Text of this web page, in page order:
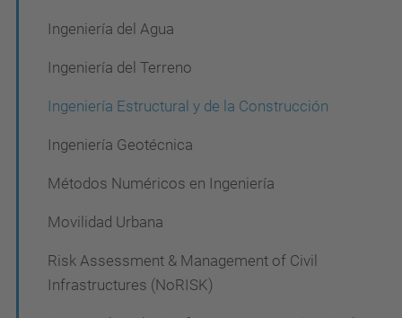
Ingeniería del Agua
Ingeniería del Terreno
Ingeniería Estructural y de la Construcción
Ingeniería Geotécnica
Métodos Numéricos en Ingeniería
Movilidad Urbana
Risk Assessment & Management of Civil
Infrastructures (NoRISK)